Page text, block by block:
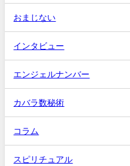
おまじない
インタビュー
エンジェルナンバー
カバラ数秘術
コラム
スピリチュアル